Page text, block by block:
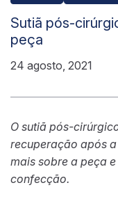
Sutiã pós-
peça
24 agosto, 2021
O sutiã pós-
recuperação após
mais sobre a peça
confecção.